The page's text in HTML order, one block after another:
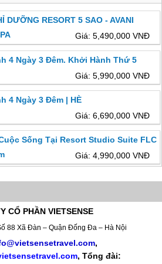
DƯỠNG RESORT 5 SAO - AVANI
Giá: 5,490,000 VNĐ
4 Ngày 3 Đêm. Khởi Hành Thứ 5
Giá: 5,990,000 VNĐ
4 Ngày 3 Đêm | HÈ
Giá: 6,690,000 VNĐ
Sống Tại Resort Studio Suite FLC
Giá: 4,990,000 VNĐ
CỔ PHẦN VIETSENSE
88 Xã Đàn – Quận Đống Đa – Hà Nội
,
, Tổng đài: